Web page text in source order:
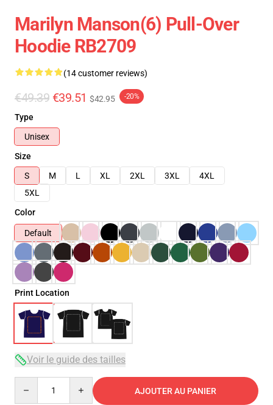
Marilyn Manson(6) Pull-Over
Hoodie RB2709
(14 customer reviews)
€49.39 €39.51 $42.95 -20%
Type
Unisex
Size
S
M L XL 2XL 3XL
4XL
5XL
Color
Default
Print Location
Voir le guide des tailles
AJOUTER AU PANIER